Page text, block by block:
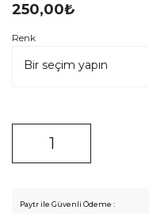
250,00₺
Renk
Paytr ile Güvenli Ödeme :